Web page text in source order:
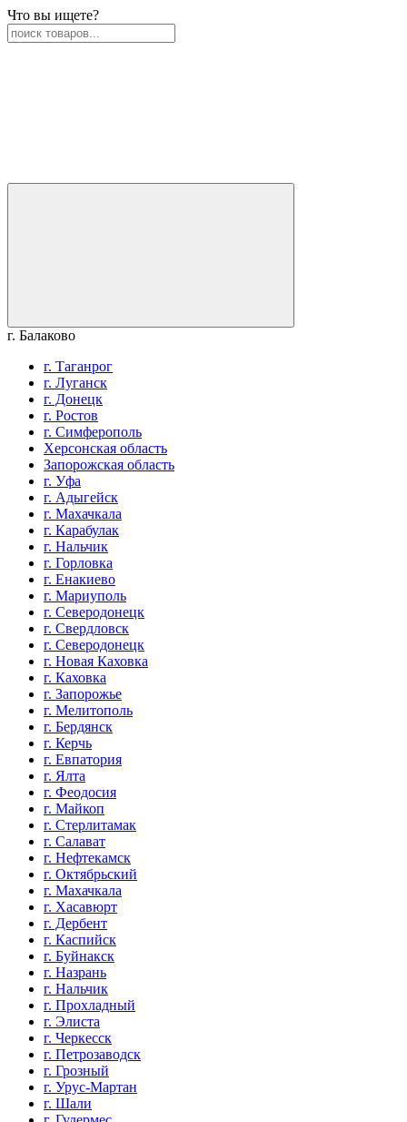
Что вы ищете?
г. Балаково
г. Таганрог
г. Луганск
г. Донецк
г. Ростов
г. Симферополь
Херсонская область
Запорожская область
г. Уфа
г. Адыгейск
г. Махачкала
г. Карабулак
г. Нальчик
г. Горловка
г. Енакиево
г. Мариуполь
г. Северодонецк
г. Свердловск
г. Северодонецк
г. Новая Каховка
г. Каховка
г. Запорожье
г. Мелитополь
г. Бердянск
г. Керчь
г. Евпатория
г. Ялта
г. Феодосия
г. Майкоп
г. Стерлитамак
г. Салават
г. Нефтекамск
г. Октябрьский
г. Махачкала
г. Хасавюрт
г. Дербент
г. Каспийск
г. Буйнакск
г. Назрань
г. Нальчик
г. Прохладный
г. Элиста
г. Черкесск
г. Петрозаводск
г. Грозный
г. Урус-Мартан
г. Шали